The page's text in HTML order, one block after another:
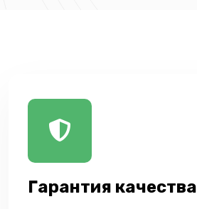
Гарантия качества